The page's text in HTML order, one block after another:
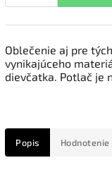
Oblečenie aj pre
vynikajúceho
dievčatka. Potlač je
Popis Hodnotenie